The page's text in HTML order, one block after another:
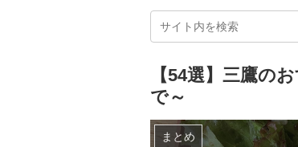
【54選】三鷹の
で～
まとめ